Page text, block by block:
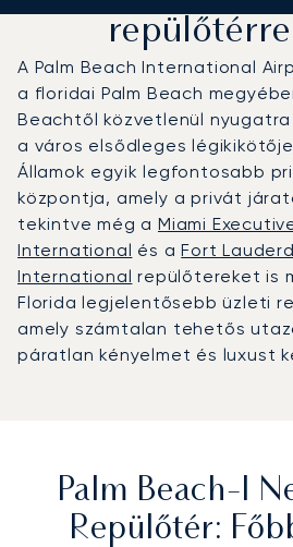
A Palm Beach International
a floridai Palm Beach
Beachtől közvetlenül
a város elsődleges
Államok egyik legfontosabb
központja, amely a privát
tekintve még aMiami
International és aFort
International repülőtereket is
Florida legjelentősebb üzleti
amely számtalan tehetős
páratlan kényelmet és luxust
Palm Beach-I
Repülőtér: